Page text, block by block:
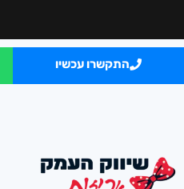
התקשרו עכשיו